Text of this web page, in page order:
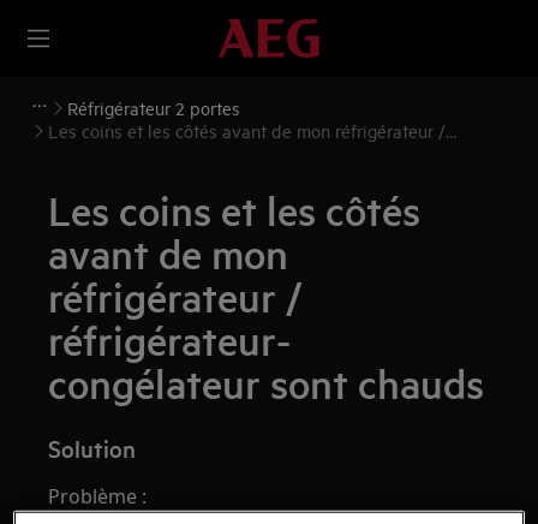
Réfrigérateur 2 portes
Les coins et les côtés avant de mon réfrigérateur /
Les coins et les côtés
avant de mon
réfrigérateur /
réfrigérateur-
congélateur sont chauds
Solution
Problème :